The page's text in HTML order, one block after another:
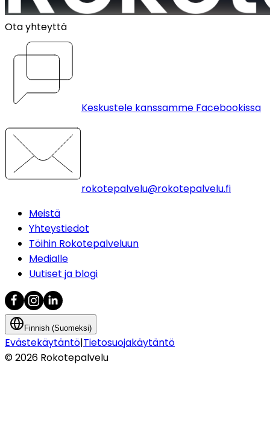
Ota yhteyttä
Keskustele kanssamme Facebookissa
rokotepalvelu@rokotepalvelu.fi
Meistä
Yhteystiedot
Töihin Rokotepalveluun
Medialle
Uutiset ja blogi
Finnish (Suomeksi)
Evästekäytäntö|Tietosuojakäytäntö
©2026 Rokotepalvelu